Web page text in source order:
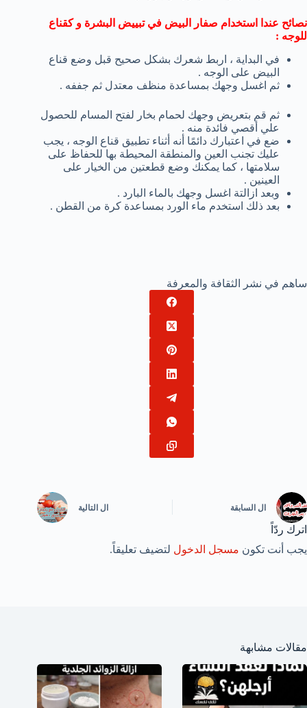
نصائح عندا استخدام صفار البيض في تبييض البشرة و كقناع
للوجه :
في البداية ، اربط شعرك بشكل صحيح قبل وضع قناع
البيض على الوجه .
ثم اغسل وجهك بمساعدة منظف معتدل ثم جففه .
ثم قم بتعريض وجهك لحمام بخار لفتح المسام للحصول
علي أقصي فائدة منه .
ضع في اعتبارك دائمًا أنه أثناء تطبيق قناع الوجه ، يجب
عليك تجنب العين والمنطقة المحيطة بها للحفاظ على
سلامتها ، كما يمكنك وضع قطعتين من الخيار على
العينين .
وبعد ازالتة اغسل وجهك بالماء البارد .
بعد ذلك استخدم ماء الورد بمساعدة كرة من القطن .
ساهم في نشر الثقافة والمعرفة
ال السابقة ال التالية
اترك ردّاً
يجب أنت تكون مسجل الدخول لتضيف تعليقاً.
مقالات مشابهة